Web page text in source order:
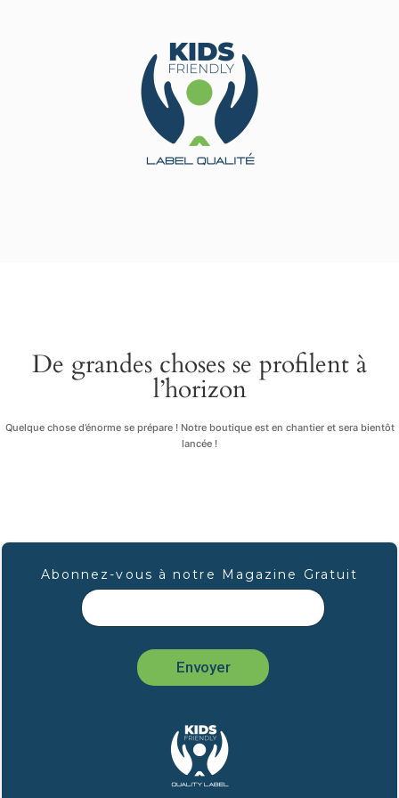
De grandes choses se profilent à
l’horizon
Quelque chose d’énorme se prépare ! Notre boutique est en chantier et sera bientôt
lancée !
Abonnez-vous à notre Magazine Gratuit
Envoyer